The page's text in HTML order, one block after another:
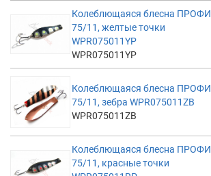
Колеблющаяся блесна ПРОФИ
75/11, желтые точки
WPR075011YP
WPR075011YP
Колеблющаяся блесна ПРОФИ
75/11, зебра WPR075011ZB
WPR075011ZB
Колеблющаяся блесна ПРОФИ
75/11, красные точки